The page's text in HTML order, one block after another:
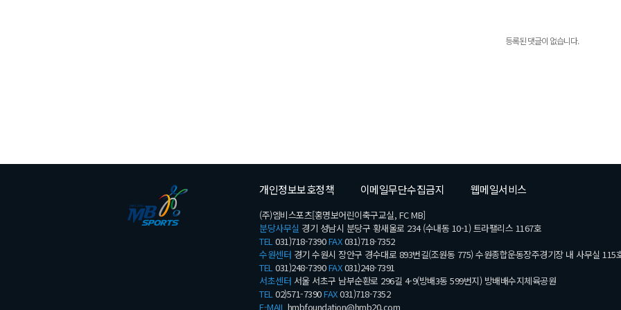
등록된 댓글이 없습니다.
개인정보보호정책 이메일무단수집금지 웹메일서비스
(주)엠비스포츠[홍명보어린이축구교실, FC MB]
분당사무실 경기 성남시 분당구 황새울로 234 (수내동 10-1) 트라팰리스 1167호
TEL031)718-7390FAX031)718-7352
수원센터 경기 수원시 장안구 경수대로 893번길(조원동 775) 수원종합운동장주경기장 내 사무실 115
TEL031)248-7390FAX031)248-7391
서초센터 서울 서초구 남부순환로 296길 4-9(방배3동 599번지) 방배배수지체육공원
TEL02)571-7390FAX031)718-7352
E-MAIL hmbfoundation@hmb20.com